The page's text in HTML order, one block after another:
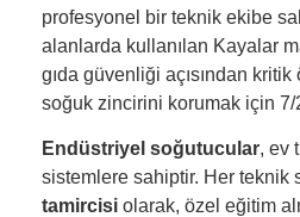
profesyonel bir teknik ekibe
alanlarda kullanılan Kayalar
gıda güvenliği açısından
soğuk zincirini korumak için
Endüstriyel soğutucular, ev
sistemlere sahiptir. Her
tamircisi olarak, özel eğitim